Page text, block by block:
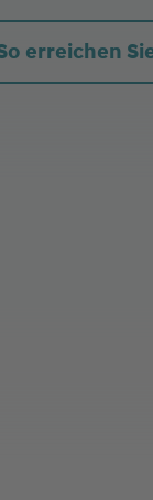
- 12:00
- 12:00
erreichen